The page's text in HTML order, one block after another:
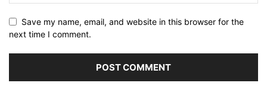
Save my name, email, and website in this browser for the
next time I comment.